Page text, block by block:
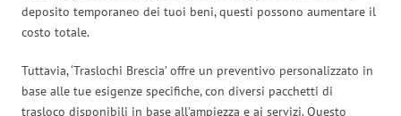
deposito temporaneo dei tuoi beni, questi possono aumentare il
costo totale.
Tuttavia, ‘Traslochi Brescia’ offre un preventivo personalizzato in
base alle tue esigenze specifiche, con diversi pacchetti di
trasloco disponibili in base all’ampiezza e ai servizi. Questo